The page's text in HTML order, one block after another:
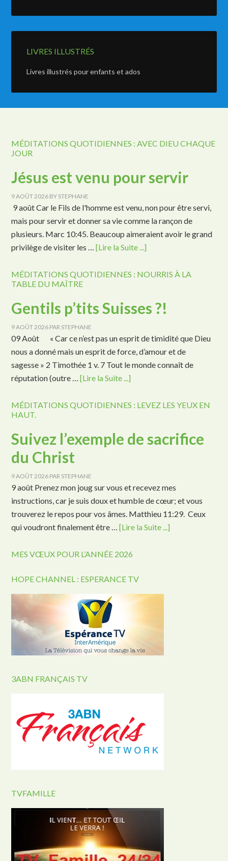
LIVRES ILLUSTRÉS
Livres illustrés pour enfants et ados
MÉDITATIONS QUOTIDIENNES : AVEC DIEU CHAQUE
JOUR
Jésus est venu pour servir
9 AOÛT 2026 BY STEPHANE
9 août Car le Fils de l'homme est venu, non pour être servi,
mais pour servir et donner sa vie comme la rançon de
plusieurs. Marc 10:45. Beaucoup aimeraient avoir le grand
privilège de visiter les …[Lire la Suite ...]
MÉDITATIONS QUOTIDIENNES : NOURRIS À LA
TABLE DU MAÎTRE
Gentils p’tits Suisses ?!
9 AOÛT 2026 PAR STEPHANE
09 Août « Car ce n’est pas un esprit de timidité que Dieu
nous a donné mais un esprit de force, d’amour et de
sagesse » 2 Timothée 1 v. 7 Tout le monde connaît de
réputation (outre …[Lire la Suite ...]
MÉDITATIONS QUOTIDIENNES : LEVEZ LES YEUX EN
HAUT.
Suivez l’exemple de sacrifice
du Christ
9 AOÛT 2026 PAR STEPHANE
9 août Prenez mon joug sur vous et recevez mes
instructions, car je suis doux et humble de cœur; et vous
trouverez le repos pour vos âmes. Matthieu 11:29. Ceux
qui voudront finalement être …[Lire la Suite ...]
MES VŒUX POUR L’ANNÉE 2026
HOPE CHANNEL : ESPERANCE TV
3ABN FRANÇAIS TV
TVFAMILLE